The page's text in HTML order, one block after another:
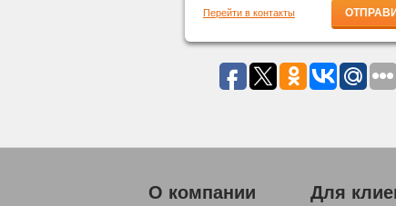
Перейти в контакты
О компании Для